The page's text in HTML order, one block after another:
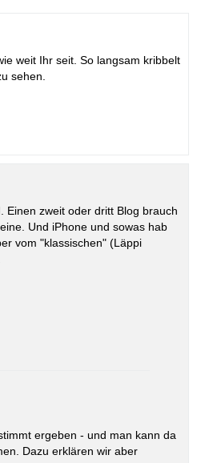
weit Ihr seit. So langsam kribbelt
sehen.
Einen zweit oder dritt Blog brauch
Und iPhone und sowas hab
vom "klassischen" (Läppi
ergeben - und man kann da
Dazu erklären wir aber